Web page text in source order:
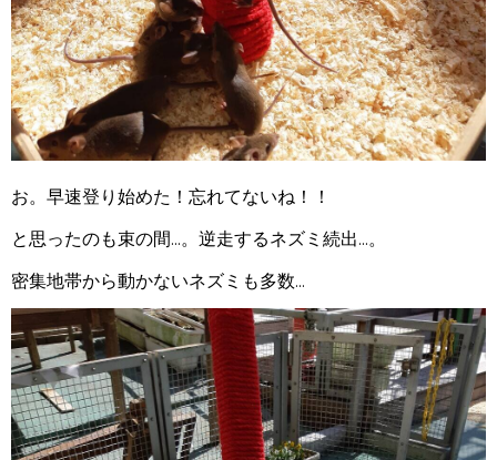
お。早速登り始めた！忘れてないね！！
と思ったのも束の間...。逆走するネズミ続出...。
密集地帯から動かないネズミも多数...